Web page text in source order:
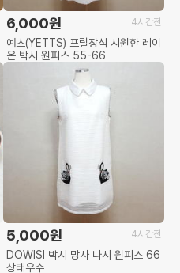
4시간전
6,000원
예츠(YETTS) 프릴장식 시원한 레이
온 박시 원피스 55-66
4시간전
5,000원
DOWISI 박시 망사 나시 원피스 66
상태우수